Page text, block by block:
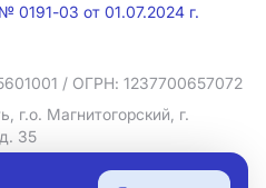
0191-03 от 01.07.2024 г.
/ ОГРН: 1237700657072
г.о. Магнитогорский, г.
35
персональных данных